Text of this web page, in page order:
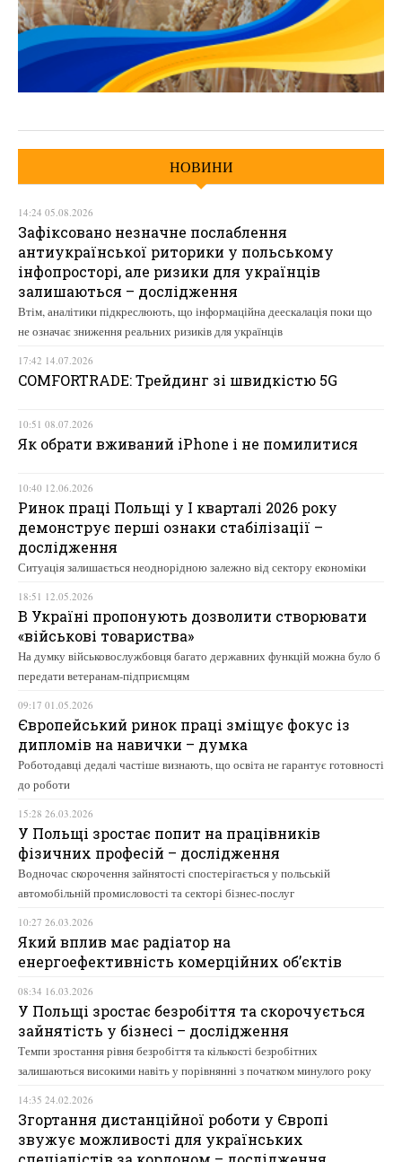
НОВИНИ
14:24 05.08.2026
Зафіксовано незначне послаблення
антиукраїнської риторики у польському
інфопросторі, але ризики для українців
залишаються – дослідження
Втім, аналітики підкреслюють, що інформаційна деескалація поки що
не означає зниження реальних ризиків для українців
17:42 14.07.2026
COMFORTRADE: Трейдинг зі швидкістю 5G
10:51 08.07.2026
Як обрати вживаний iPhone і не помилитися
10:40 12.06.2026
Ринок праці Польщі у І кварталі 2026 року
демонструє перші ознаки стабілізації –
дослідження
Ситуація залишається неоднорідною залежно від сектору економіки
18:51 12.05.2026
В Україні пропонують дозволити створювати
«військові товариства»
На думку військовослужбовця багато державних функцій можна було б
передати ветеранам-підприємцям
09:17 01.05.2026
Європейський ринок праці зміщує фокус із
дипломів на навички – думка
Роботодавці дедалі частіше визнають, що освіта не гарантує готовності
до роботи
15:28 26.03.2026
У Польщі зростає попит на працівників
фізичних професій – дослідження
Водночас скорочення зайнятості спостерігається у польській
автомобільній промисловості та секторі бізнес-послуг
10:27 26.03.2026
Який вплив має радіатор на
енергоефективність комерційних об’єктів
08:34 16.03.2026
У Польщі зростає безробіття та скорочується
зайнятість у бізнесі – дослідження
Темпи зростання рівня безробіття та кількості безробітних
залишаються високими навіть у порівнянні з початком минулого року
14:35 24.02.2026
Згортання дистанційної роботи у Європі
звужує можливості для українських